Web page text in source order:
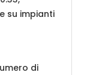
su impianti
di